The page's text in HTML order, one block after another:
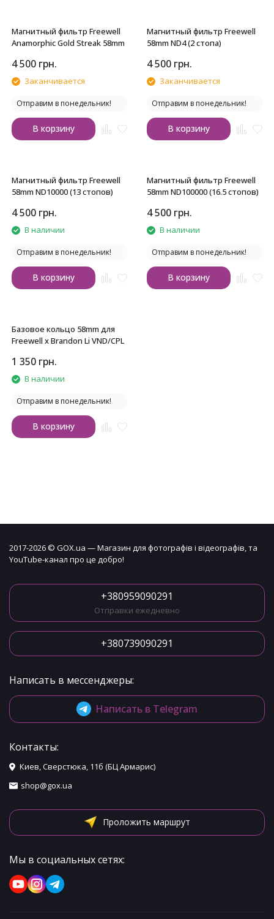
Магнитный фильтр Freewell
Anamorphic Gold Streak 58mm
4 500 грн.
Заканчивается
Отправим в понедельник!
В корзину
Магнитный фильтр Freewell
58mm ND4 (2 стопа)
4 500 грн.
Заканчивается
Отправим в понедельник!
В корзину
Магнитный фильтр Freewell
58mm ND10000 (13 стопов)
4 500 грн.
В наличии
Отправим в понедельник!
В корзину
Магнитный фильтр Freewell
58mm ND100000 (16.5 стопов)
4 500 грн.
В наличии
Отправим в понедельник!
В корзину
Базовое кольцо 58mm для
Freewell x Brandon Li VND/CPL
1 350 грн.
В наличии
Отправим в понедельник!
В корзину
2017-2026 © GOX.ua — Магазин для фотографів і відеографів, та
YouTube-канал про це добро!
+380959090291
Отправки ежедневно
+380739090291
Написать в мессенджеры:
Написать в Telegram
Контакты:
Киев, Сверстюка, 11б (БЦ Армарис)
shop@gox.ua
Проложить маршрут
Мы в социальных сетях: